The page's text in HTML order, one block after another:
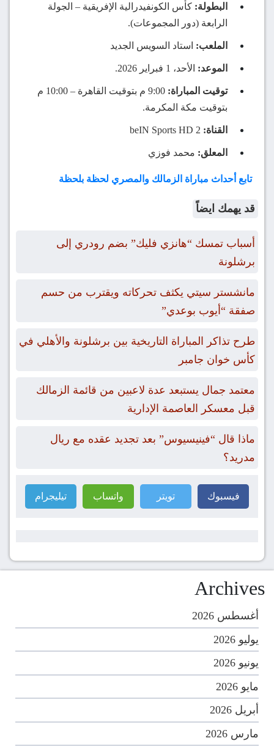
البطولة: كأس الكونفيدرالية الإفريقية – الجولة
الرابعة (دور المجموعات).
الملعب: استاد السويس الجديد
الموعد: الأحد، 1 فبراير 2026.
توقيت المباراة:
9:00 م بتوقيت القاهرة – 10:00 م
بتوقيت مكة المكرمة.
القناة:
المعلق: محمد فوزي
تابع أحداث مباراة الزمالك والمصري لحظة بلحظة
قد يهمك ايضاً
أسباب تمسك “هانزي فليك” بضم رودري إلى
برشلونة
مانشستر سيتي يكثف تحركاته ويقترب من حسم
صفقة “أيوب بوعدي”
طرح تذاكر المباراة التاريخية بين برشلونة والأهلي في
كأس خوان جامبر
معتمد جمال يستبعد عدة لاعبين من قائمة الزمالك
قبل معسكر العاصمة الإدارية
ماذا قال “فينيسيوس” بعد تجديد عقده مع ريال
مدريد؟
فيسبوك تويتر واتساب تيليجرام
Archives
أغسطس 2026
يوليو 2026
يونيو 2026
مايو 2026
أبريل 2026
مارس 2026